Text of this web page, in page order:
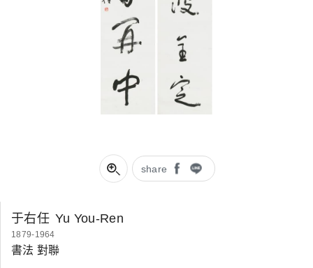
share
于右任 Yu You-Ren
1879-1964
書法 對聯